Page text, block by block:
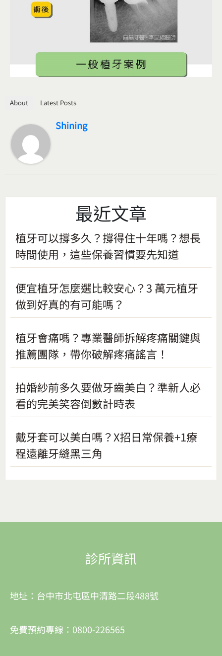
About Latest Posts
Shining
最近文章
植牙可以撐多久？撐得住十年嗎？想長
時間使用，這些保養習慣要先知道
便宜植牙怎麼選比較安心？3 萬元植牙
做到好真的有可能嗎？
植牙會痛嗎？專業醫師拆解疼痛關鍵與
推薦團隊，帶你破解疼痛謠言！
拍婚紗前多久要做牙齒美白？準新人必
看的完美笑容倒數計時表
戴牙套可以美白嗎？X招日常保養+1療
程遠離牙縫黑三角
診所資訊
地址：台中市北屯區中清路二段488號
免費預約專線：0800-226565